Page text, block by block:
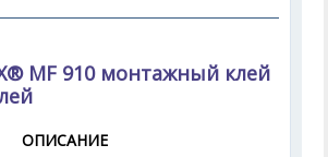
MF 910 монтажный клей
ОПИСАНИЕ